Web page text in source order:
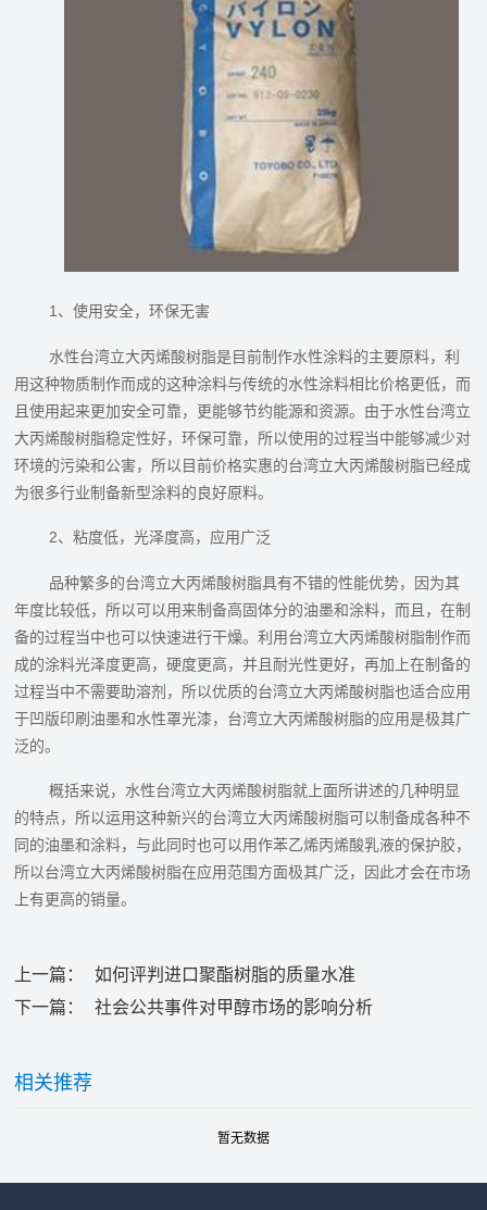
1、使用安全，环保无害
水性台湾立大丙烯酸树脂是目前制作水性涂料的主要原料，利
用这种物质制作而成的这种涂料与传统的水性涂料相比价格更低，而
且使用起来更加安全可靠，更能够节约能源和资源。由于水性台湾立
大丙烯酸树脂稳定性好，环保可靠，所以使用的过程当中能够减少对
环境的污染和公害，所以目前价格实惠的台湾立大丙烯酸树脂‍已经成
为很多行业制备新型涂料的良好原料。
2、粘度低，光泽度高，应用广泛
品种繁多的台湾立大丙烯酸树脂具有不错的性能优势，因为其
年度比较低，所以可以用来制备高固体分的油墨和涂料，而且，在制
备的过程当中也可以快速进行干燥。利用台湾立大丙烯酸树脂制作而
成的涂料光泽度更高，硬度更高，并且耐光性更好，再加上在制备的
过程当中不需要助溶剂，所以优质的台湾立大丙烯酸树脂‍也适合应用
于凹版印刷油墨和水性罩光漆，台湾立大丙烯酸树脂‍的应用是极其广
泛的。
概括来说，水性台湾立大丙烯酸树脂就上面所讲述的几种明显
的特点，所以运用这种新兴的台湾立大丙烯酸树脂‍可以制备成各种不
同的油墨和涂料，与此同时也可以用作苯乙烯丙烯酸乳液的保护胶，
所以台湾立大丙烯酸树脂‍在应用范围方面极其广泛，因此才会在市场
上有更高的销量。
上一篇：
如何评判进口聚酯树脂的质量水准
下一篇：
社会公共事件对甲醇市场的影响分析
相关推荐
暂无数据